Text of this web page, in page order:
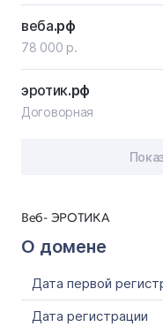
Веб- ЭРОТИКА
О домене
Дата первой
Дата регистрации
веба.рф
78 000 р.
эротик.рф
Договорная